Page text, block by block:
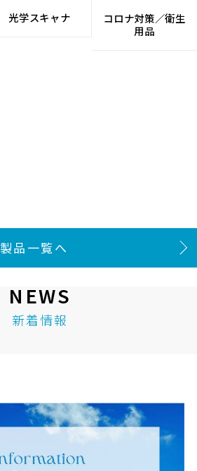
光学スキャナ
コロナ対策／衛生
用品
製品一覧へ
NEWS
新着情報